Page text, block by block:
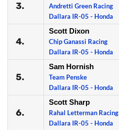
3.
Andretti Green Racing
Dallara IR-05 - Honda
4.
Scott Dixon
Chip Ganassi Racing
Dallara IR-05 - Honda
5.
Sam Hornish
Team Penske
Dallara IR-05 - Honda
6.
Scott Sharp
Rahal Letterman Racing
Dallara IR-05 - Honda